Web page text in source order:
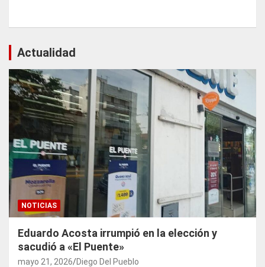
Actualidad
NOTICIAS
Eduardo Acosta irrumpió en la elección y
sacudió a «El Puente»
mayo 21, 2026 Diego Del Pueblo